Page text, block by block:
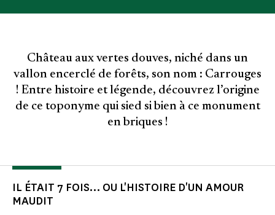
Château aux vertes douves, niché dans un
vallon encerclé de forêts, son nom : Carrouges
! Entre histoire et légende, découvrez l’origine
de ce toponyme qui sied si bien à ce monument
en briques !
IL ÉTAIT 7 FOIS… OU L'HISTOIRE D'UN AMOUR
MAUDIT